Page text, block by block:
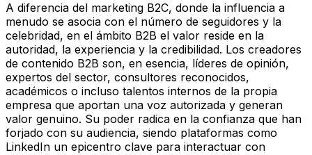
A diferencia del marketing B2C, donde la influencia a
menudo se asocia con el número de seguidores y la
celebridad, en el ámbito B2B el valor reside en la
autoridad, la experiencia y la credibilidad. Los creadores
de contenido B2B son, en esencia, líderes de opinión,
expertos del sector, consultores reconocidos,
académicos o incluso talentos internos de la propia
empresa que aportan una voz autorizada y generan
valor genuino. Su poder radica en la confianza que han
forjado con su audiencia, siendo plataformas como
LinkedIn un epicentro clave para interactuar con